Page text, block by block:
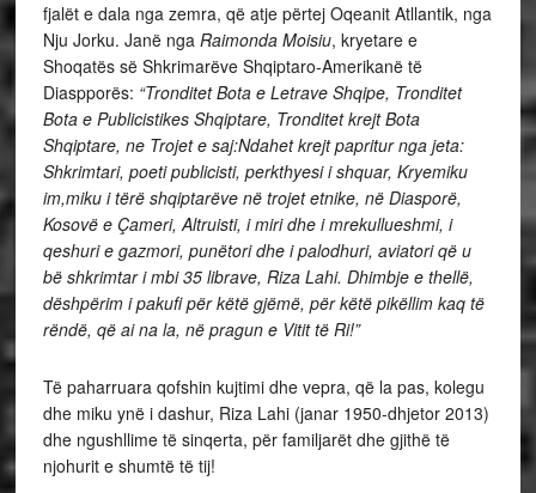
fjalët e dala nga zemra, që atje përtej Oqeanit Atllantik, nga
Nju Jorku. Janë nga Raimonda Moisiu, kryetare e
Shoqatës së Shkrimarëve Shqiptaro-Amerikanë të
Diaspporës: “Tronditet Bota e Letrave Shqipe, Tronditet
Bota e Publicistikes Shqiptare, Tronditet krejt Bota
Shqiptare, ne Trojet e saj:Ndahet krejt papritur nga jeta:
Shkrimtari, poeti publicisti, perkthyesi i shquar, Kryemiku
im,miku i tërë shqiptarëve në trojet etnike, në Diasporë,
Kosovë e Çameri, Altruisti, i miri dhe i mrekullueshmi, i
qeshuri e gazmori, punëtori dhe i palodhuri, aviatori që u
bë shkrimtar i mbi 35 librave, Riza Lahi. Dhimbje e thellë,
dëshpërim i pakufi për këtë gjëmë, për këtë pikëllim kaq të
rëndë, që ai na la, në pragun e Vitit të Ri!”
Të paharruara qofshin kujtimi dhe vepra, që la pas, kolegu
dhe miku ynë i dashur, Riza Lahi (janar 1950-dhjetor 2013)
dhe ngushllime të sinqerta, për familjarët dhe gjithë të
njohurit e shumtë të tij!